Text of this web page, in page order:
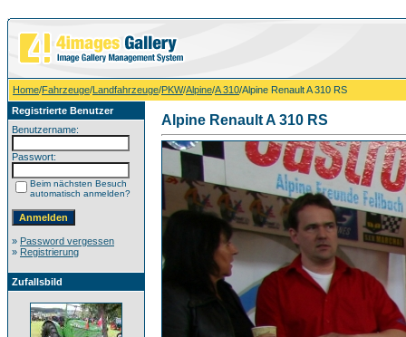
Home/Fahrzeuge/Landfahrzeuge/PKW/Alpine/A 310/Alpine Renault A 310 RS
Registrierte Benutzer
Benutzername:
Passwort:
Beim nächsten Besuch
automatisch anmelden?
» Password vergessen
» Registrierung
Zufallsbild
Alpine Renault A 310 RS